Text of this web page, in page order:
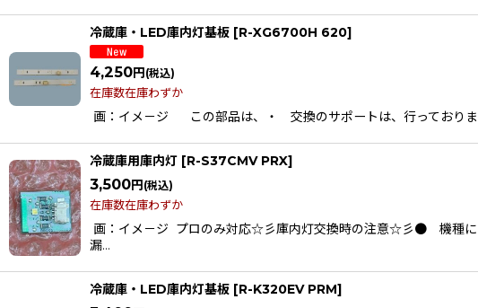
冷蔵庫・LED庫内灯基板 [R-XG6700H 620]
4,250円 (税込)
在庫数在庫わずか
画：イメ－ジ この部品は、・ 交換のサポートは、行っており
冷蔵庫用庫内灯 [R-S37CMV PRX]
3,500円 (税込)
在庫数在庫わずか
画：イメ－ジ プロのみ対応☆彡庫内灯交換時の注意☆彡●
漏…
冷蔵庫・LED庫内灯基板 [R-K320EV PRM]